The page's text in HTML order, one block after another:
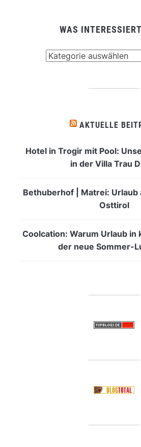
WAS
AKTUELLE
Hotel in Trogir mit Pool:
in der Villa Trau
Bethuberhof | Matrei: Urlaub
Osttirol
Coolcation: Warum Urlaub in
der neue Sommer-